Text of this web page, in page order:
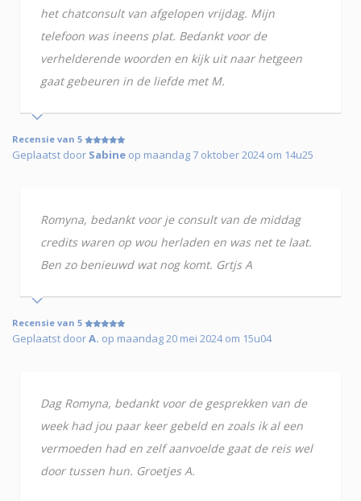
het chatconsult van afgelopen vrijdag. Mijn
telefoon was ineens plat. Bedankt voor de
verhelderende woorden en kijk uit naar hetgeen
gaat gebeuren in de liefde met M.
Recensie van 5
Geplaatst door Sabine op maandag 7 oktober 2024 om 14u25
Romyna, bedankt voor je consult van de middag
credits waren op wou herladen en was net te laat.
Ben zo benieuwd wat nog komt. Grtjs A
Recensie van 5
Geplaatst doorA. op maandag 20 mei 2024 om 15u04
Dag Romyna, bedankt voor de gesprekken van de
week had jou paar keer gebeld en zoals ik al een
vermoeden had en zelf aanvoelde gaat de reis wel
door tussen hun. Groetjes A.